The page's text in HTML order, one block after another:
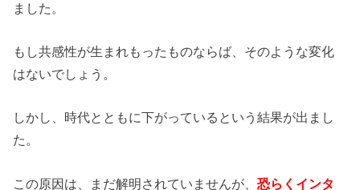
ました。
もし共感性が生まれもったものならば、そのような変化
はないでしょう。
しかし、時代とともに下がっているという結果が出まし
た。
この原因は、まだ解明されていませんが、恐らくインタ